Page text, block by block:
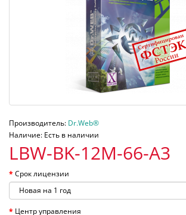
Производитель: Dr.Web®
Наличие: Есть в наличии
LBW-BK-12M-66-A3
Срок лицензии
Центр управления